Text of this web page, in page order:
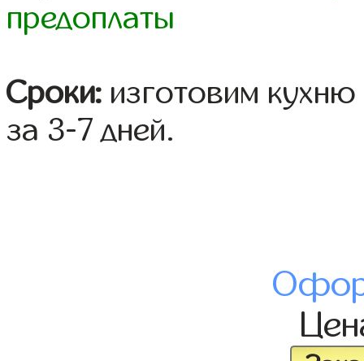
предоплаты
Сроки: изготовим
за 3-7 дней.